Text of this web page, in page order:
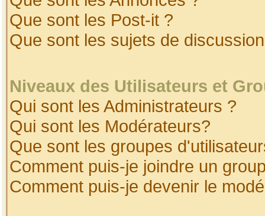
Que sont les Post-it ?
Que sont les sujets de
Niveaux des Utilisateurs et
Qui sont les Administrateurs ?
Qui sont les Modérateurs?
Que sont les groupes
Comment puis-je joindre un
Comment puis-je devenir le